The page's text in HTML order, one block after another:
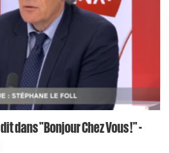
dans "Bonjour Chez Vous !" -